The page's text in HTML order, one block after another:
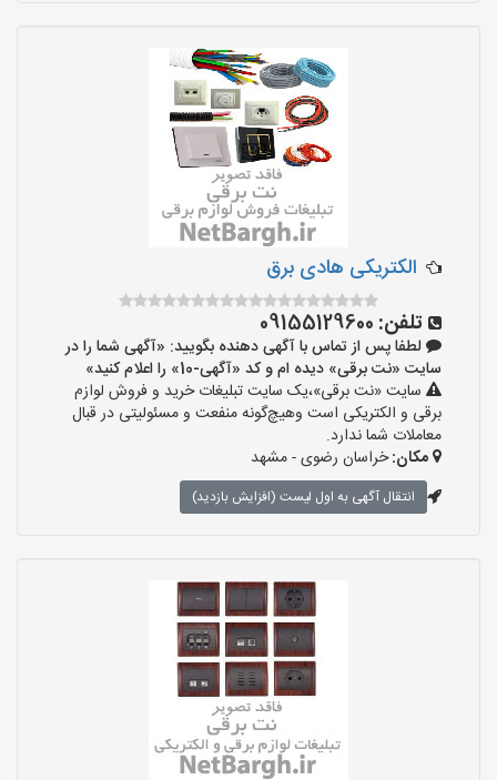
الکتریکی هادی برق
تلفن: 09155129600
لطفا پس از تماس با آگهی دهنده بگویید: «آگهی شما را در
سایت «نت برقی» دیده ام و کد «آگهی-10» را اعلام کنید»
سایت «نت برقی»،یک سایت تبلیغات خرید و فروش لوازم
برقی و الکتریکی است وهیچ‌گونه منفعت و مسئولیتی در قبال
معاملات شما ندارد.
مکان:خراسان رضوی - مشهد
انتقال آگهی به اول لیست (افزایش بازدید)